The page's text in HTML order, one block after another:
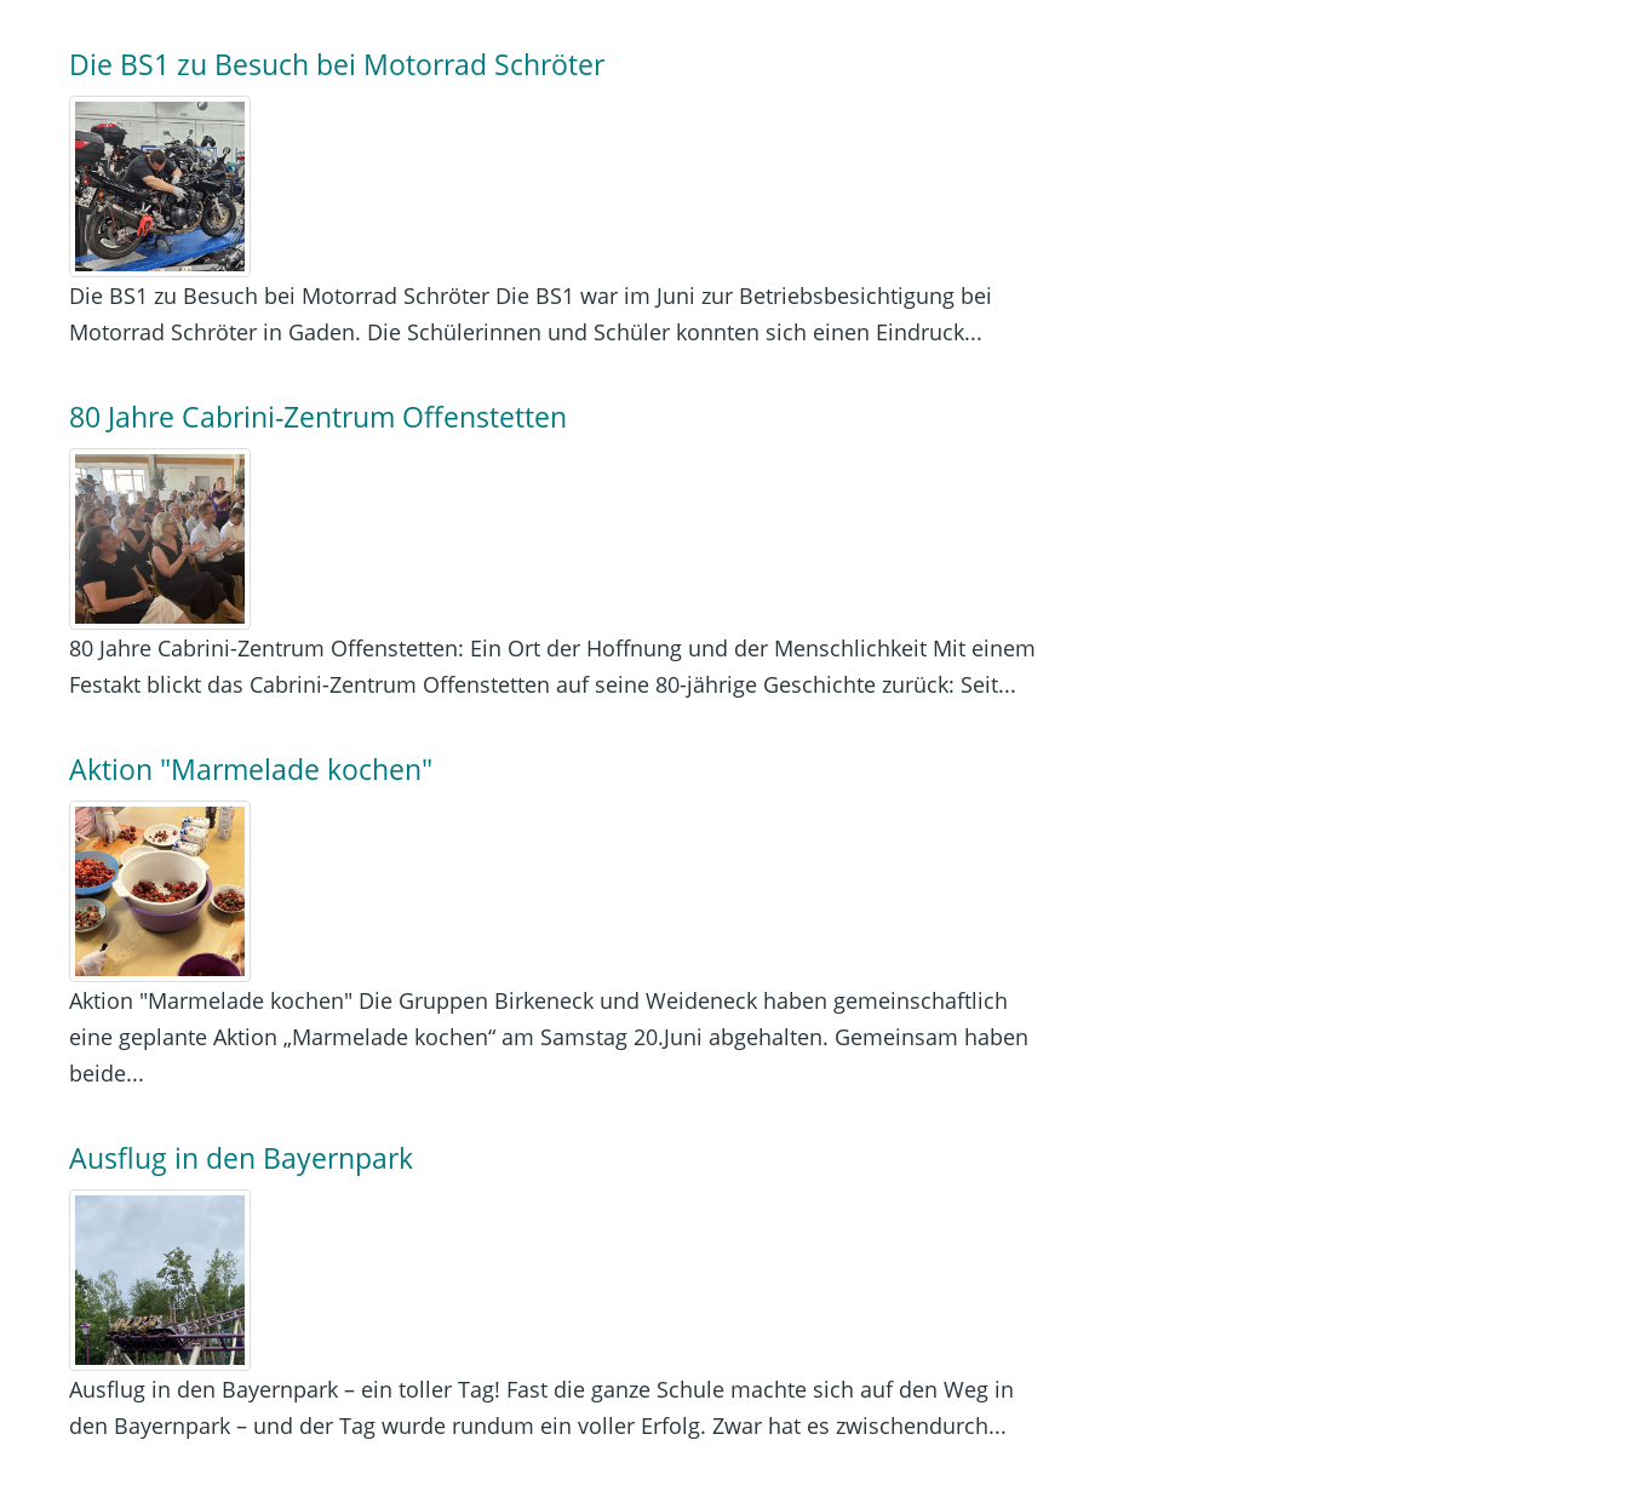
Die BS1 zu Besuch bei Motorrad Schröter
Die BS1 zu Besuch bei Motorrad Schröter Die BS1 war im Juni zur Betriebsbesichtigung bei
Motorrad Schröter in Gaden. Die Schülerinnen und Schüler konnten sich einen Eindruck...
80 Jahre Cabrini-Zentrum Offenstetten
80 Jahre Cabrini-Zentrum Offenstetten: Ein Ort der Hoffnung und der Menschlichkeit Mit einem
Festakt blickt das Cabrini-Zentrum Offenstetten auf seine 80-jährige Geschichte zurück: Seit...
Aktion "Marmelade kochen"
Aktion "Marmelade kochen" Die Gruppen Birkeneck und Weideneck haben gemeinschaftlich
eine geplante Aktion „Marmelade kochen“ am Samstag 20.Juni abgehalten. Gemeinsam haben
beide...
Ausflug in den Bayernpark
Ausflug in den Bayernpark – ein toller Tag! Fast die ganze Schule machte sich auf den Weg in
den Bayernpark – und der Tag wurde rundum ein voller Erfolg. Zwar hat es zwischendurch...